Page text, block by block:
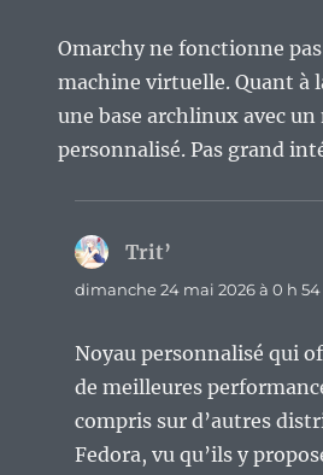
Omarchy ne fonctionne
machine virtuelle. Quant à
une base archlinux avec un
personnalisé. Pas grand
Trit’
dimanche 24 mai 2026 à 0 h
Noyau personnalisé qui
de meilleures
compris sur d’autres
Fedora, vu qu’ils y